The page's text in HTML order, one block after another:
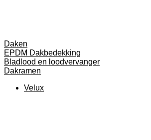
Daken
EPDM Dakbedekking
Bladlood en loodvervanger
Dakramen
Velux